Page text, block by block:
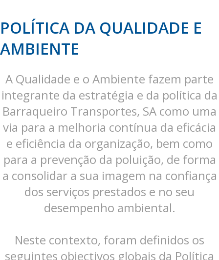
POLÍTICA DA QUALIDADE E
AMBIENTE
A Qualidade e o Ambiente fazem parte
integrante da estratégia e da política da
Barraqueiro Transportes, SA como uma
via para a melhoria contínua da eficácia
e eficiência da organização, bem como
para a prevenção da poluição, de forma
a consolidar a sua imagem na confiança
dos serviços prestados e no seu
desempenho ambiental.
Neste contexto, foram definidos os
seguintes objectivos globais da Política